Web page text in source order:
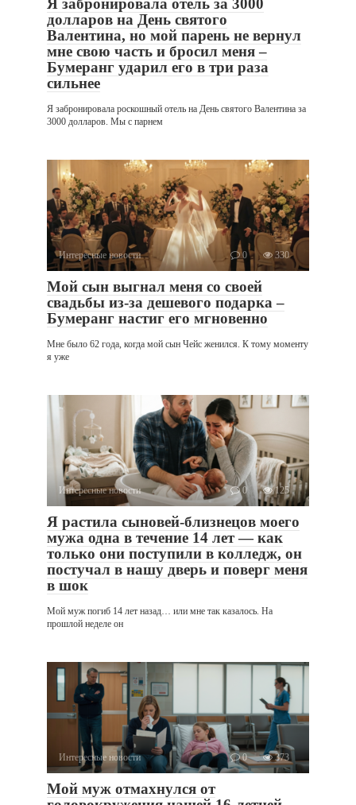
Я забронировала отель за 3000
долларов на День святого
Валентина, но мой парень не вернул
мне свою часть и бросил меня –
Бумеранг ударил его в три раза
сильнее
Я забронировала роскошный отель на День святого Валентина за
3000 долларов. Мы с парнем
Интересные новости 0 330
Мой сын выгнал меня со своей
свадьбы из-за дешевого подарка –
Бумеранг настиг его мгновенно
Мне было 62 года, когда мой сын Чейс женился. К тому моменту
я уже
Интересные новости 0 125
Я растила сыновей-близнецов моего
мужа одна в течение 14 лет — как
только они поступили в колледж, он
постучал в нашу дверь и поверг меня
в шок
Мой муж погиб 14 лет назад… или мне так казалось. На
прошлой неделе он
Интересные новости 0 373
Мой муж отмахнулся от